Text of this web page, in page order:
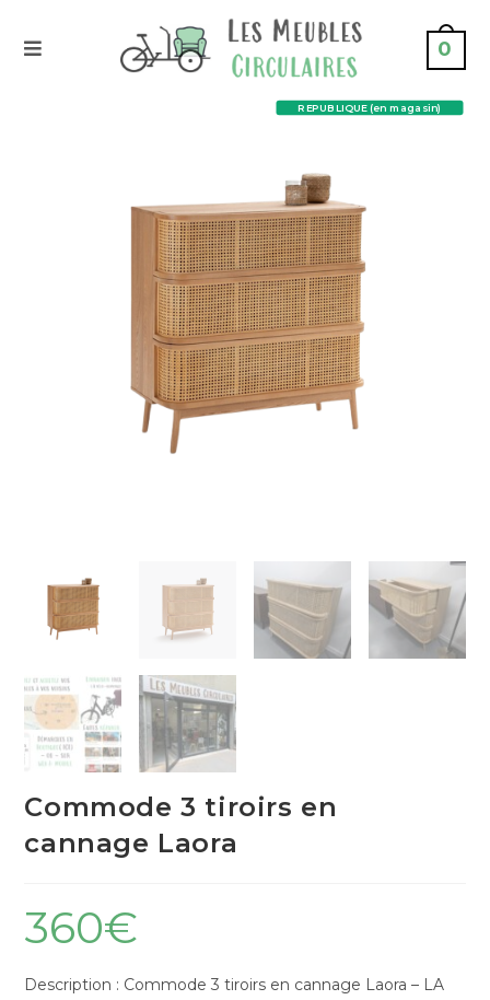
0
REPUBLIQUE (en magasin)
Commode 3 tiroirs en
cannage Laora
360€
Description : Commode 3 tiroirs en cannage Laora – LA